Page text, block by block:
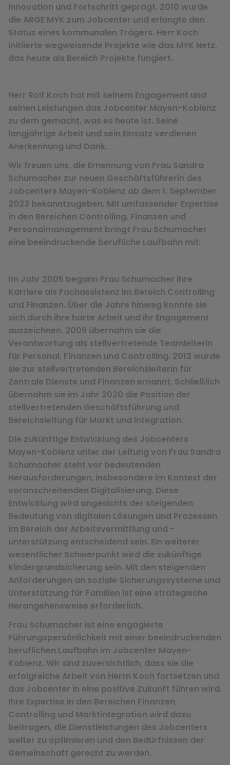
Innovation und Fortschritt geprägt. 2010 wurde
die ARGE MYK zum Jobcenter und erlangte den
Status eines kommunalen Trägers. Herr Koch
initiierte wegweisende Projekte wie das MYK Netz,
das heute als Bereich Projekte fungiert.
Herr Rolf Koch hat mit seinem Engagement und
seinen Leistungen das Jobcenter Mayen-Koblenz
zu dem gemacht, was es heute ist. Seine
langjährige Arbeit und sein Einsatz verdienen
Anerkennung und Dank.
Wir freuen uns, die Ernennung von Frau Sandra
Schumacher zur neuen Geschäftsführerin des
Jobcenters Mayen-Koblenz ab dem 1. September
2023 bekanntzugeben. Mit umfassender Expertise
in den Bereichen Controlling, Finanzen und
Personalmanagement bringt Frau Schumacher
eine beeindruckende berufliche Laufbahn mit:
Im Jahr 2005 begann Frau Schumacher ihre
Karriere als Fachassistenz im Bereich Controlling
und Finanzen. Über die Jahre hinweg konnte sie
sich durch ihre harte Arbeit und ihr Engagement
auszeichnen. 2009 übernahm sie die
Verantwortung als stellvertretende Teamleiterin
für Personal, Finanzen und Controlling. 2012 wurde
sie zur stellvertretenden Bereichsleiterin für
Zentrale Dienste und Finanzen ernannt. Schließlich
übernahm sie im Jahr 2020 die Position der
stellvertretenden Geschäftsführung und
Bereichsleitung für Markt und Integration.
Die zukünftige Entwicklung des Jobcenters
Mayen-Koblenz unter der Leitung von Frau Sandra
Schumacher steht vor bedeutenden
Herausforderungen, insbesondere im Kontext der
voranschreitenden Digitalisierung. Diese
Entwicklung wird angesichts der steigenden
Bedeutung von digitalen Lösungen und Prozessen
im Bereich der Arbeitsvermittlung und -
unterstützung entscheidend sein. Ein weiterer
wesentlicher Schwerpunkt wird die zukünftige
Kindergrundsicherung sein. Mit den steigenden
Anforderungen an soziale Sicherungssysteme und
Unterstützung für Familien ist eine strategische
Herangehensweise erforderlich.
Frau Schumacher ist eine engagierte
Führungspersönlichkeit mit einer beeindruckenden
beruflichen Laufbahn im Jobcenter Mayen-
Koblenz. Wir sind zuversichtlich, dass sie die
erfolgreiche Arbeit von Herrn Koch fortsetzen und
das Jobcenter in eine positive Zukunft führen wird.
Ihre Expertise in den Bereichen Finanzen,
Controlling und Marktintegration wird dazu
beitragen, die Dienstleistungen des Jobcenters
weiter zu optimieren und den Bedürfnissen der
Gemeinschaft gerecht zu werden.